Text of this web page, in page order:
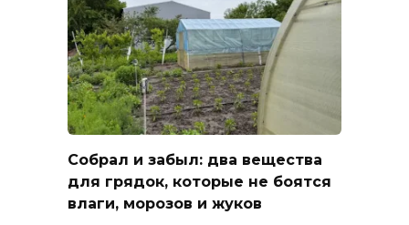
Собрал и забыл: два вещества
для грядок, которые не боятся
влаги, морозов и жуков